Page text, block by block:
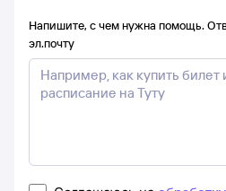
Напишите, с чем нужна помощь.
эл.почту